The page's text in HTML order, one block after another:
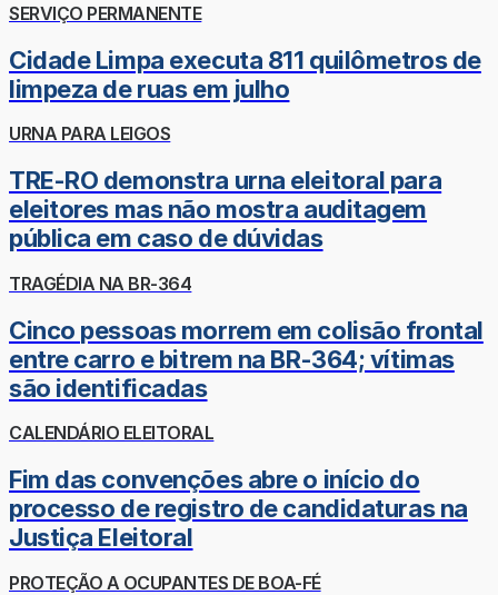
SERVIÇO PERMANENTE
Cidade Limpa executa 811 quilômetros de
limpeza de ruas em julho
URNA PARA LEIGOS
TRE-RO demonstra urna eleitoral para
eleitores mas não mostra auditagem
pública em caso de dúvidas
TRAGÉDIA NA BR-364
Cinco pessoas morrem em colisão frontal
entre carro e bitrem na BR-364; vítimas
são identificadas
CALENDÁRIO ELEITORAL
Fim das convenções abre o início do
processo de registro de candidaturas na
Justiça Eleitoral
PROTEÇÃO A OCUPANTES DE BOA-FÉ